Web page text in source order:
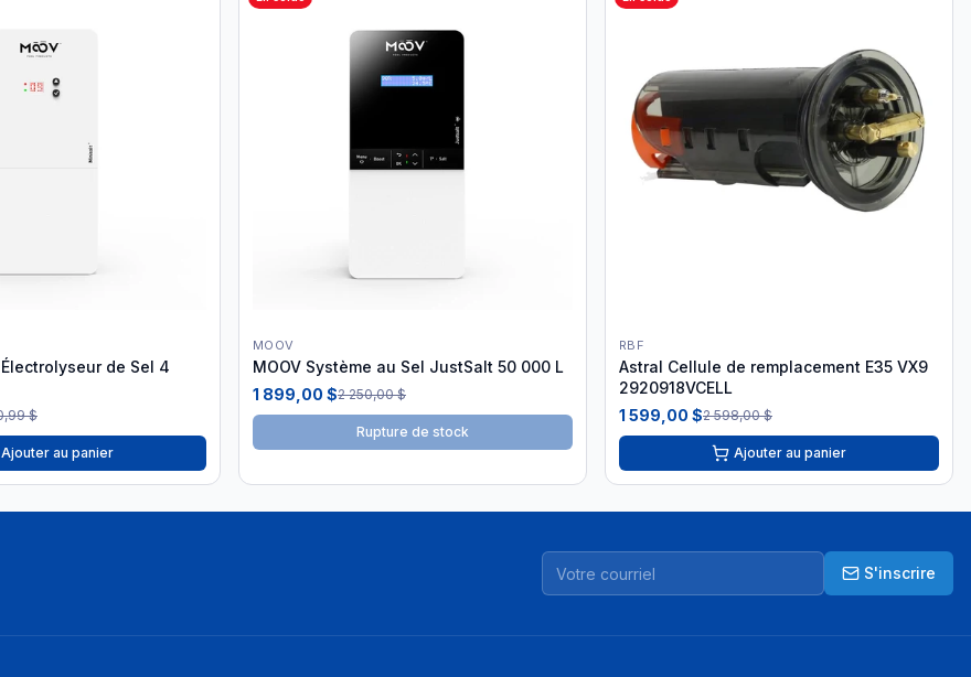
de Sel 4
$
Ajouter au panier
MOOV
MOOV Système au Sel JustSalt 50 000 L
1 899,00 $2 250,00 $
Rupture de stock
RBF
Astral Cellule de remplacement E35 VX9
2920918VCELL
1 599,00 $2 598,00 $
Ajouter au panier
S'inscrire